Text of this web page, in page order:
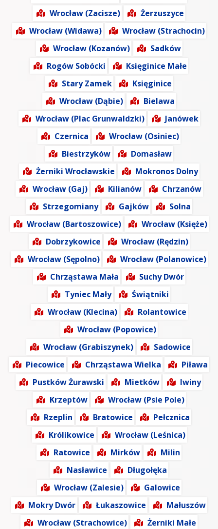
Wrocław (Zacisze)
Żerzuszyce
Wrocław (Widawa)
Wrocław (Strachocin)
Wrocław (Kozanów)
Sadków
Rogów Sobócki
Księginice Małe
Stary Zamek
Księginice
Wrocław (Dąbie)
Bielawa
Wrocław (Plac Grunwaldzki)
Janówek
Czernica
Wrocław (Osiniec)
Biestrzyków
Domasław
Żerniki Wrocławskie
Mokronos Dolny
Wrocław (Gaj)
Kilianów
Chrzanów
Strzegomiany
Gajków
Solna
Wrocław (Bartoszowice)
Wrocław (Księże)
Dobrzykowice
Wrocław (Rędzin)
Wrocław (Sępolno)
Wrocław (Polanowice)
Chrząstawa Mała
Suchy Dwór
Tyniec Mały
Świątniki
Wrocław (Klecina)
Rolantowice
Wrocław (Popowice)
Wrocław (Grabiszynek)
Sadowice
Piecowice
Chrząstawa Wielka
Piława
Pustków Żurawski
Mietków
Iwiny
Krzeptów
Wrocław (Psie Pole)
Rzeplin
Bratowice
Pełcznica
Królikowice
Wrocław (Leśnica)
Ratowice
Mirków
Milin
Nasławice
Długołęka
Wrocław (Zalesie)
Galowice
Mokry Dwór
Łukaszowice
Małuszów
Wrocław (Strachowice)
Żerniki Małe